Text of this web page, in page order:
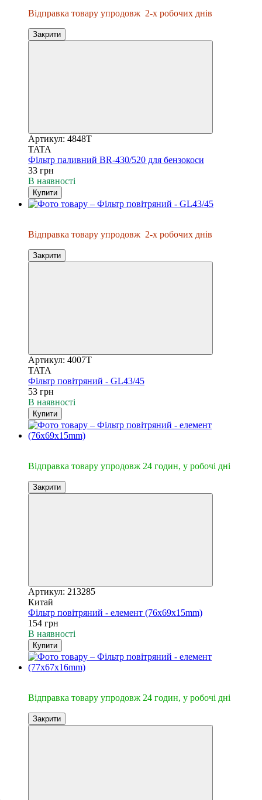
Відправка товару упродовж 2-х робочих днів
Закрити
Артикул: 4848T
TATA
Фільтр паливний ВR-430/520 для бензокоси
33 грн
В наявності
Купити
Відправка товару упродовж 2-х робочих днів
Закрити
Артикул: 4007T
TATA
Фільтр повітряний - GL43/45
53 грн
В наявності
Купити
Відправка товару упродовж 24 годин, у робочі дні
Закрити
Артикул: 213285
Китай
Фільтр повітряний - елемент (76x69x15mm)
154 грн
В наявності
Купити
Відправка товару упродовж 24 годин, у робочі дні
Закрити